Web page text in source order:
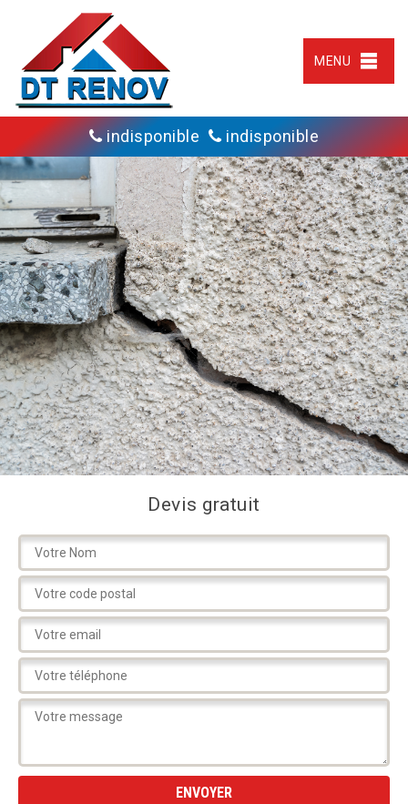
MENU
indisponible indisponible
Devis gratuit